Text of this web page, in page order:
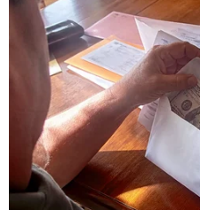
TIN LIÊN QUAN